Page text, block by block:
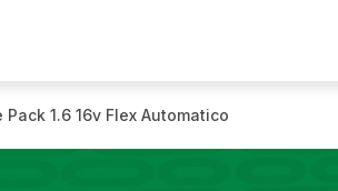
Pack 1.6 16v Flex Automatico